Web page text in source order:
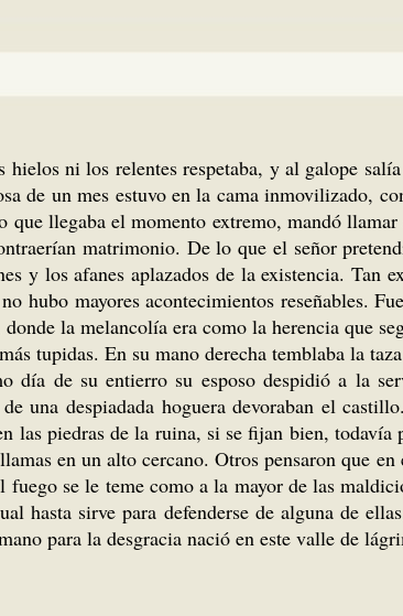
ni los relentes respetaba, y al galope
de un mes estuvo en la cama inmovilizado,
llegaba el momento extremo, mandó
matrimonio. De lo que el señor
y los afanes aplazados de la existencia. Tan
hubo mayores acontecimientos reseñables.
la melancolía era como la herencia que
tupidas. En su mano derecha temblaba la
día de su entierro su esposo despidió a la
una despiadada hoguera devoraban el
las piedras de la ruina, si se fijan bien,
en un alto cercano. Otros pensaron que
se le teme como a la mayor de las
hasta sirve para defenderse de alguna de
para la desgracia nació en este valle de